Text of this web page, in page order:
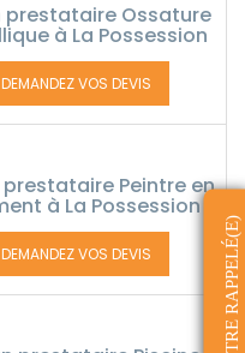
prestataire Ossature
à La Possession
DEMANDEZ VOS DEVIS
Peintre en
à La Possession
DEMANDEZ VOS DEVIS ÊTRE RAPPELÉ(E)